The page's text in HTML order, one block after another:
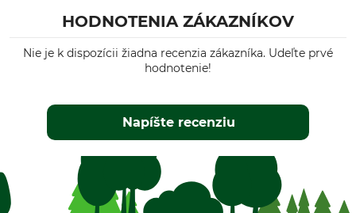
HODNOTENIA ZÁKAZNÍKOV
Nie je k dispozícii žiadna recenzia zákazníka. Udeľte prvé
hodnotenie!
Napíšte recenziu